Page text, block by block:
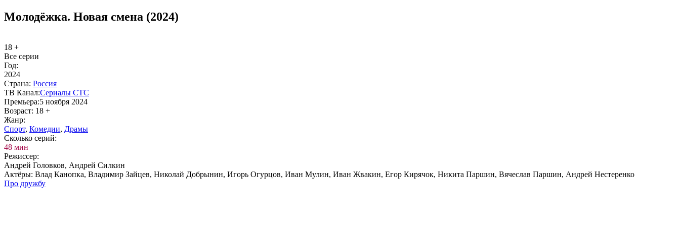
Молодёжка. Новая смена (2024)
18 +
Все серии
Год:
2024
Стра­на: Рос­сия
ТВ Ка­нал:Се­риа­лы СТС
Пре­мье­ра:5 ноября 2024
Воз­раст: 18 +
Жанр:
Спорт, Ко­ме­дии, Дра­мы
Сколь­ко се­рий:
48 мин
Ре­жис­сер:
Андрей Головков, Андрей Силкин
Ак­тё­ры: Влад Канопка, Владимир Зайцев, Николай Добрынин, Игорь Огурцов, Иван Мулин, Иван Жвакин, Егор Кирячок, Никита Паршин, Вячеслав Паршин, Андрей Нестеренко
Про друж­бу